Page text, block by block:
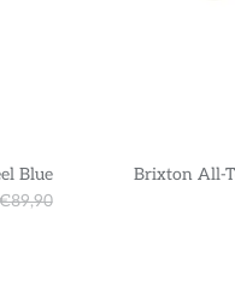
Blue
Brixton All-